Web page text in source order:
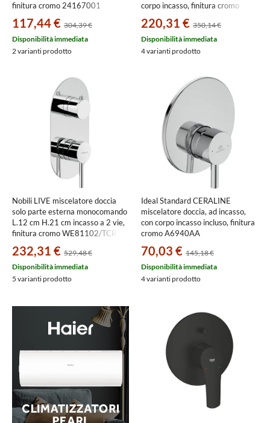
finitura cromo 24167001
117,44 € 304,39 €
Disponibilità immediata
2 varianti prodotto
corpo incasso, finitura cromo
220,31 € 350,14 €
Disponibilità immediata
4 varianti prodotto
Nobili LIVE miscelatore doccia
solo parte esterna monocomando
L.12 cm H.21 cm incasso a 2 vie,
finitura cromo WE81102/TCR
232,31 € 529,48 €
Disponibilità immediata
5 varianti prodotto
Ideal Standard CERALINE
miscelatore doccia, ad incasso,
con corpo incasso incluso, finitura
cromo A6940AA
70,03 € 145,18 €
Disponibilità immediata
4 varianti prodotto